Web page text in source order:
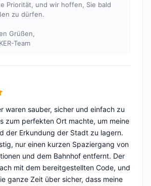
Priorität, und wir hoffen, Sie bald
zu dürfen.
Grüßen,
Team
5
waren sauber, sicher und einfach zu
zum perfekten Ort machte, um meine
der Erkundung der Stadt zu lagern.
nur einen kurzen Spaziergang von
und dem Bahnhof entfernt. Der
mit dem bereitgestellten Code, und
ganze Zeit über sicher, dass meine